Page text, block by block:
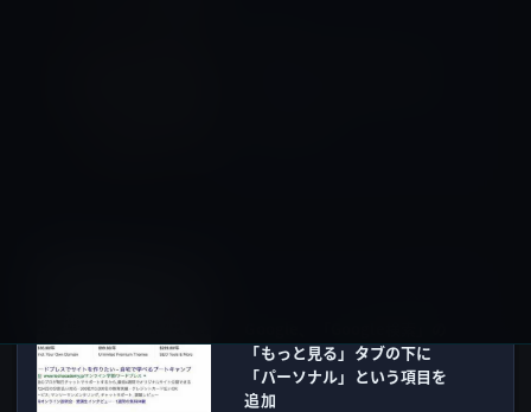
「もっと見る」タブの下に
「パーソナル」という項目を
追加